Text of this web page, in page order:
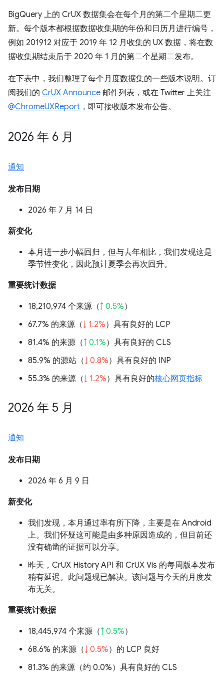
BigQuery 上的 CrUX 数据集会在每个月的第二个星期二更
新。每个版本都根据数据收集期的年份和日历月进行编号，
例如 201912 对应于 2019 年 12 月收集的 UX 数据，将在数
据收集期结束后于 2020 年 1 月的第二个星期二发布。
在下表中，我们整理了每个月度数据集的一些版本说明。订
阅我们的 CrUX Announce 邮件列表，或在 Twitter 上关注
@ChromeUXReport ，即可接收版本发布公告。
2026 年 6 月
通知
发布日期
2026 年 7 月 14 日
新变化
本月进一步小幅回归，但与去年相比，我们发现这是
季节性变化，因此预计夏季会再次回升。
重要统计数据
18,210,974 个来源（↑ 0.5%）
67.7% 的来源（↓ 1.2%）具有良好的 LCP
81.4% 的来源（↑ 0.1%）具有良好的 CLS
85.9% 的源站（↓ 0.8%）具有良好的 INP
55.3% 的来源（↓ 1.2%）具有良好的核心网页指标
2026 年 5 月
通知
发布日期
2026 年 6 月 9 日
新变化
我们发现，本月通过率有所下降，主要是在 Android
上。我们怀疑这可能是由多种原因造成的，但目前还
没有确凿的证据可以分享。
昨天，CrUX History API 和 CrUX Vis 的每周版本发布
稍有延迟。此问题现已解决。该问题与今天的月度发
布无关。
重要统计数据
18,445,974 个来源（↑ 0.5%）
68.6% 的来源（↓ 0.5%）的 LCP 良好
81.3% 的来源（约 0.0%）具有良好的 CLS